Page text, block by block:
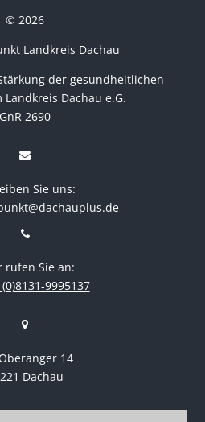
© 2026
Landkreis Dachau
der gesundheitlichen
Dachau e.G.
GnR 2690
Sie uns:
rufen Sie an:
9995137
14
Dachau